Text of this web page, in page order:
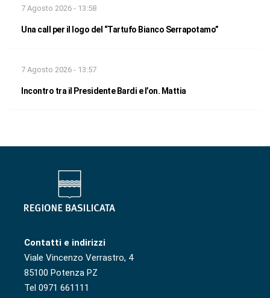
7 Agosto 2026 - 13:58
Una call per il logo del “Tartufo Bianco Serrapotamo”
7 Agosto 2026 - 13:57
Incontro tra il Presidente Bardi e l’on. Mattia
Contatti e indirizzi
Viale Vincenzo Verrastro, 4
85100 Potenza PZ
Tel 0971 661111